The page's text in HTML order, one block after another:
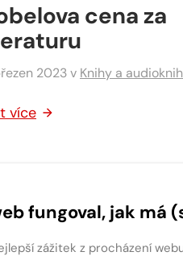
cena za
2023v Knihy a
více
fungoval, jak má
zážitek z procházení